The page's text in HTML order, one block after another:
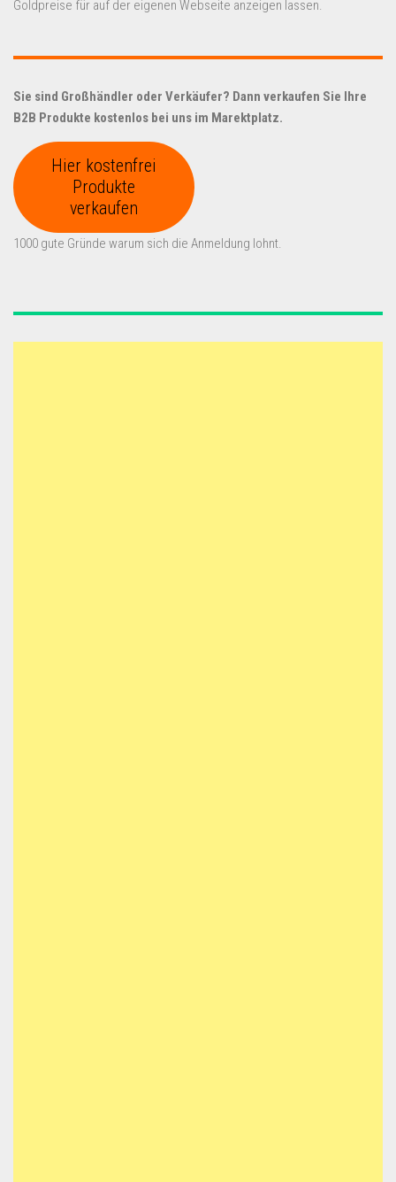
Goldpreise für auf der eigenen Webseite anzeigen lassen.
Sie sind Großhändler oder Verkäufer? Dann verkaufen Sie Ihre
B2B Produkte kostenlos bei uns im Marektplatz.
Hier kostenfrei
Produkte
verkaufen
1000 gute Gründe warum sich die Anmeldung lohnt.